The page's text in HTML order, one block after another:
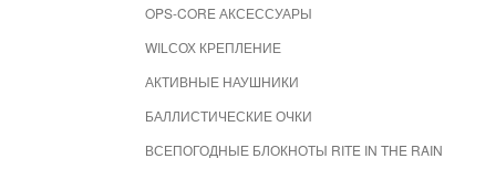
OPS-CORE АКСЕССУАРЫ
WILСОХ КРЕПЛЕНИЕ
АКТИВНЫЕ НАУШНИКИ
БАЛЛИСТИЧЕСКИЕ ОЧКИ
ВСЕПОГОДНЫЕ БЛОКНОТЫ RITE IN THE RAIN